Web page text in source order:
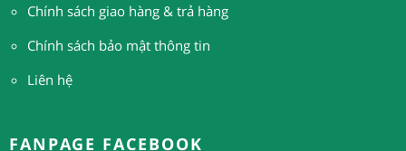
Chính sách giao hàng & trả hàng
Chính sách bảo mật thông tin
Liên hệ
FANPAGE FACEBOOK